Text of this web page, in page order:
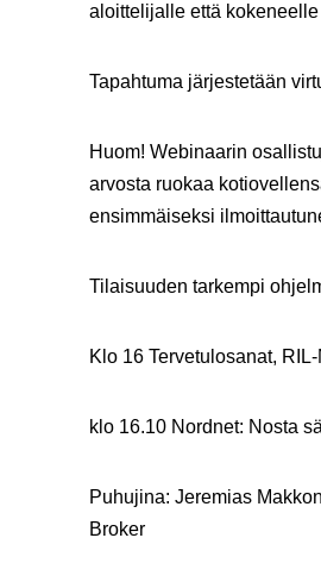
aloittelijalle että
Tapahtuma järjestetään
Huom! Webinaarin
arvosta ruokaa
ensimmäiseksi
Tilaisuuden tarkempi
Klo 16 Tervetulosanat,
klo 16.10 Nordnet: Nosta
Puhujina: Jeremias
Broker